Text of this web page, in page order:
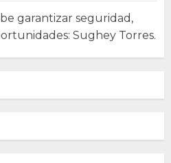
garantizar seguridad,
Sughey Torres.